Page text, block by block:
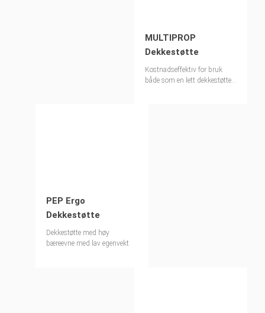
MULTIPROP
Dekkestøtte
Kostnadseffektiv for bruk
både som en lett dekkestøtte
PEP Ergo
Dekkestøtte
Dekkestøtte med høy
bæreevne med lav egenvekt